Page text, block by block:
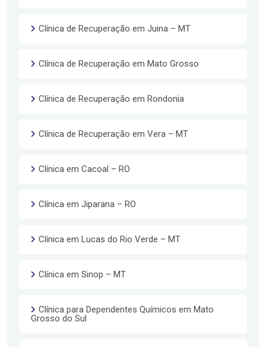
Clínica de Recuperação em Juina – MT
Clínica de Recuperação em Mato Grosso
Clínica de Recuperação em Rondonia
Clínica de Recuperação em Vera – MT
Clínica em Cacoal – RO
Clínica em Jiparana – RO
Clínica em Lucas do Rio Verde – MT
Clínica em Sinop – MT
Clínica para Dependentes Químicos em Mato
Grosso do Sul